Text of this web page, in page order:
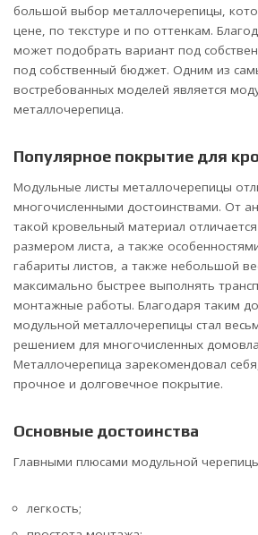
большой выбор металлочерепицы,
цене, по текстуре и по оттенкам.
может подобрать вариант под
под собственный бюджет. Одним из
востребованных моделей является
металлочерепица.
Популярное покрытие для
Модульные листы металлочерепицы
многочисленными достоинствами. От
такой кровельный материал
размером листа, а также
габариты листов, а также небольшой
максимально быстрее выполнять
монтажные работы. Благодаря таким
модульной металлочерепицы стал
решением для многочисленных
Металлочерепица зарекомендовал
прочное и долговечное покрытие.
Основные достоинства
Главными плюсами модульной
легкость;